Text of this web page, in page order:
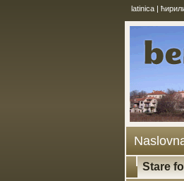
latinica|
Stare